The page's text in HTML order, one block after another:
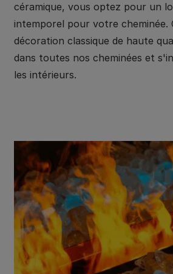
céramique, vous optez pour un
intemporel pour votre cheminée.
décoration classique de haute
dans toutes nos cheminées et
les intérieurs.